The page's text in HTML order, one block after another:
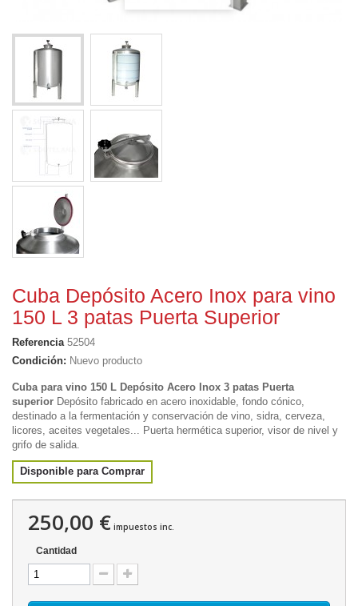
Cuba Depósito Acero Inox para vino
150 L 3 patas Puerta Superior
Referencia 52504
Condición: Nuevo producto
Cuba para vino 150 L Depósito Acero Inox 3 patas Puerta
superior Depósito fabricado en acero inoxidable, fondo cónico,
destinado a la fermentación y conservación de vino, sidra, cerveza,
licores, aceites vegetales... Puerta hermética superior, visor de nivel y
grifo de salida.
Disponible para Comprar
250,00 € impuestos inc.
Cantidad